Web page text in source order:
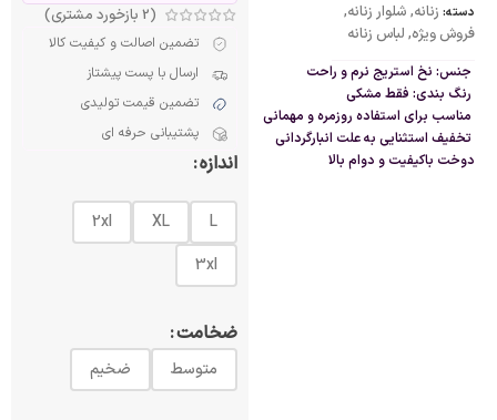
دسته: زنانه, شلوار زنانه,
فروش ویژه, لباس زنانه
جنس: نخ استریج نرم و راحت
رنگ بندی: فقط مشکی
مناسب برای استفاده روزمره و مهمانی
تخفیف استثنایی به علت انبارگردانی
دوخت باکیفیت و دوام بالا
(
2 بازخورد مشتری)
تضمین اصالت و کیفیت کالا
ارسال با پست پیشتاز
تضمین قیمت تولیدی
پشتیبانی حرفه ای
اندازه
L
XL
2xl
3xl
ضخامت
متوسط ضخیم